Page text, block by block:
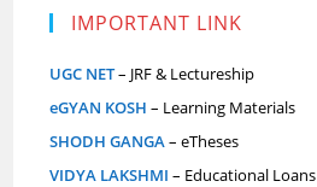
IMPORTANT LINK
UGC NET– JRF & Lectureship
eGYAN KOSH – Learning Materials
SHODH GANGA– eTheses
VIDYA LAKSHMI – Educational Loans